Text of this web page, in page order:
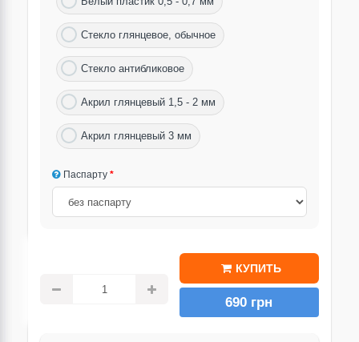
Стекло глянцевое, обычное
Стекло антибликовое
Акрил глянцевый 1,5 - 2 мм
Акрил глянцевый 3 мм
Паспарту
КУПИТЬ
690 грн